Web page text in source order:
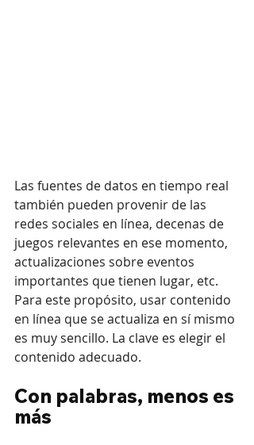
Las fuentes de datos en tiempo real
también pueden provenir de las
redes sociales en línea, decenas de
juegos relevantes en ese momento,
actualizaciones sobre eventos
importantes que tienen lugar, etc.
Para este propósito, usar contenido
en línea que se actualiza en sí mismo
es muy sencillo. La clave es elegir el
contenido adecuado.
Con palabras, menos es
más